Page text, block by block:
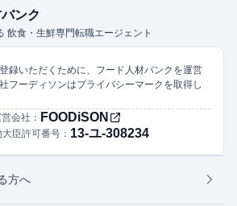
ンク
飲食・生鮮専門転職エージェント
録いただくために、フード人材バンクを運営
フーディソンはプライバシーマークを取得し
会社： FOODiSON
臣許可番号： 13-ユ-308234
方へ